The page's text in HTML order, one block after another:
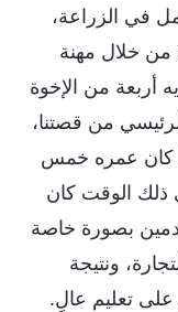
في الزراعة،
من خلال مهنة
أربعة من الإخوة
من قصتنا،
كان عمره خمس
ذلك الوقت كان
بصورة خاصة
ونتيجة
على تعليم عالٍ.